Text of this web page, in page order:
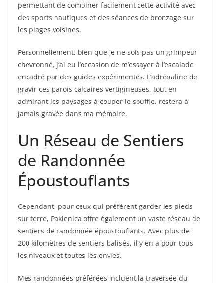
permettant de combiner facilement cette activité avec
des sports nautiques et des séances de bronzage sur
les plages voisines.
Personnellement, bien que je ne sois pas un grimpeur
chevronné, j’ai eu l’occasion de m’essayer à l’escalade
encadré par des guides expérimentés. L’adrénaline de
gravir ces parois calcaires vertigineuses, tout en
admirant les paysages à couper le souffle, restera à
jamais gravée dans ma mémoire.
Un Réseau de Sentiers
de Randonnée
Époustouflants
Cependant, pour ceux qui préfèrent garder les pieds
sur terre, Paklenica offre également un vaste réseau de
sentiers de randonnée époustouflants. Avec plus de
200 kilomètres de sentiers balisés, il y en a pour tous
les niveaux et toutes les envies.
Mes randonnées préférées incluent la traversée du